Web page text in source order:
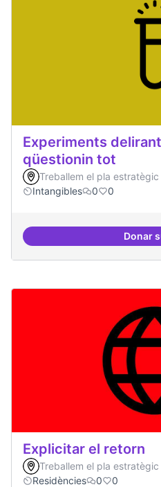
Experiments
qüestionin tot
Treballem el pla
Intangibles
0 0
Donar
Explicitar el retorn
Treballem el pla
Residències
0 0